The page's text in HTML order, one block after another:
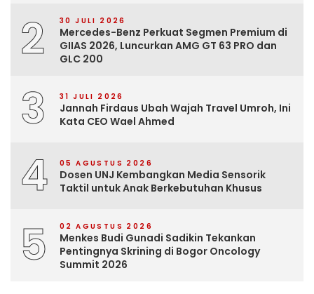
2 30 JULI 2026
Mercedes-Benz Perkuat Segmen Premium di
GIIAS 2026, Luncurkan AMG GT 63 PRO dan
GLC 200
3 31 JULI 2026
Jannah Firdaus Ubah Wajah Travel Umroh, Ini
Kata CEO Wael Ahmed
4 05 AGUSTUS 2026
Dosen UNJ Kembangkan Media Sensorik
Taktil untuk Anak Berkebutuhan Khusus
5 02 AGUSTUS 2026
Menkes Budi Gunadi Sadikin Tekankan
Pentingnya Skrining di Bogor Oncology
Summit 2026